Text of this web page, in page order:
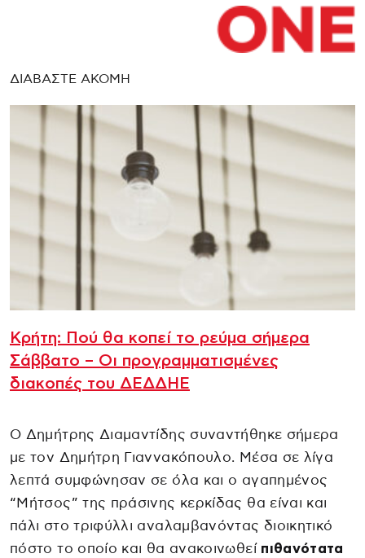
ΔΙΑΒΑΣΤΕ ΑΚΟΜΗ
Κρήτη: Πού θα κοπεί το ρεύμα σήμερα
Σάββατο – Οι προγραμματισμένες
διακοπές του ΔΕΔΔΗΕ
Ο Δημήτρης Διαμαντίδης συναντήθηκε σήμερα
με τον Δημήτρη Γιαννακόπουλο. Μέσα σε λίγα
λεπτά συμφώνησαν σε όλα και ο αγαπημένος
“Μήτσος” της πράσινης κερκίδας θα είναι και
πάλι στο τριφύλλι αναλαμβανόντας διοικητικό
πόστο το οποίο και θα ανακοινωθεί πιθανότατα